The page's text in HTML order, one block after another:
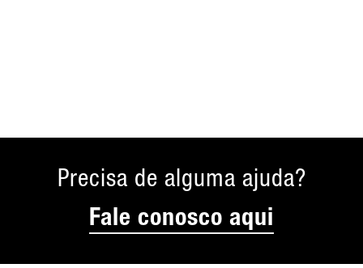
Precisa de alguma ajuda?
Fale conosco aqui